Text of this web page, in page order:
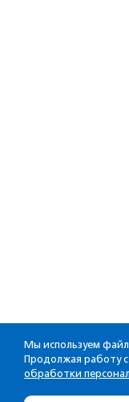
Мы используем
Продолжая работу
обработки